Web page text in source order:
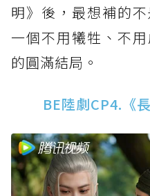
明》後，最想補的
一個不用犧牲、不
的圓滿結局。
BE陸劇CP4.《